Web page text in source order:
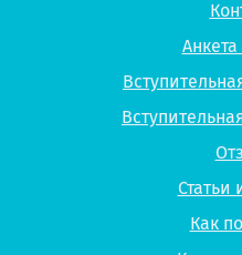
Анкета
Статьи
Как